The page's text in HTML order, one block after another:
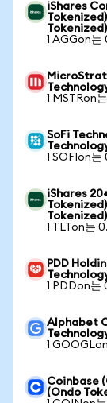
iShares
Tokenized)
1 AGGon
1 MSTRon
SoFi
1 SOFIon
iShares
Tokenized)
1 TLTon는
PDD
1 PDDon는
Alphabet
1
Coinbase
(Ondo